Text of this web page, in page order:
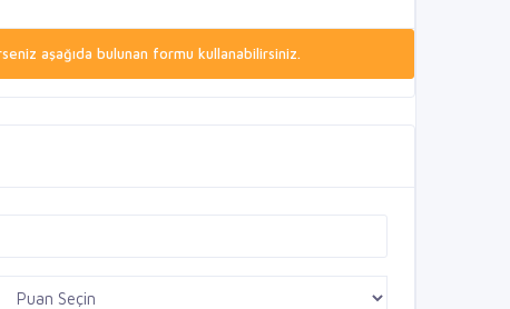
aşağıda bulunan formu kullanabilirsiniz.